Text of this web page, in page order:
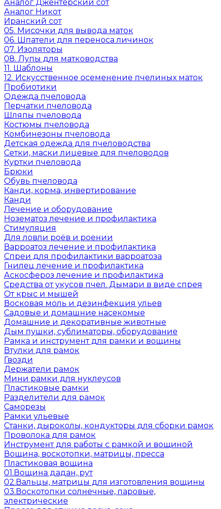
Аналог Джентерский сот
Аналог Никот
Иранский сот
05. Мисочки для вывода маток
06. Шпатели для переноса личинок
07. Изоляторы
08. Лупы для матководства
11. Шаблоны
12. Искусственное осеменение пчелиных маток
Пробиотики
Одежда пчеловода
Перчатки пчеловода
Шляпы пчеловода
Костюмы пчеловода
Комбинезоны пчеловода
Детская одежда для пчеловодства
Сетки, маски лицевые для пчеловодов
Куртки пчеловода
Брюки
Обувь пчеловода
Канди, корма, инвертирование
Канди
Лечение и оборудование
Нозематоз лечение и профилактика
Стимуляция
Для ловли роёв и роении
Варроатоз лечение и профилактика
Спреи для профилактики варроатоза
Гнилец лечение и профилактика
Аскосфероз лечение и профилактика
Средства от укусов пчел. Дымари в виде спрея
От крыс и мышей
Восковая моль и дезинфекция ульев
Садовые и домашние насекомые
Домашние и декоративные животные
Дым пушки, сублиматоры, оборудование
Рамка и инструмент для рамки и вощины
Втулки для рамок
Гвозди
Держатели рамок
Мини рамки для нуклеусов
Пластиковые рамки
Разделители для рамок
Саморезы
Рамки ульевые
Станки, дыроколы, кондукторы для сборки рамок
Проволока для рамок
Инструмент для работы с рамкой и вощиной
Вощина, воскотопки, матрицы, пресса
Пластиковая вощина
01.Вощина дадан, рут
02.Вальцы, матрицы для изготовления вощины
03.Воскотопки солнечные, паровые,
электрические